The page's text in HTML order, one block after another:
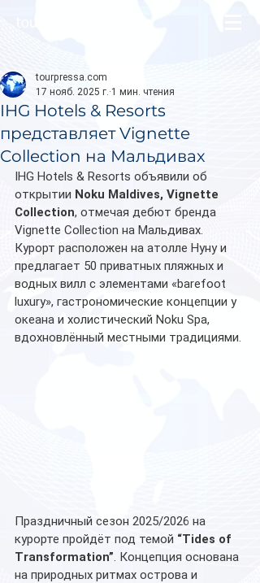
IHG Hotels & Resorts
представляет Vignette
Collection на Мальдивах
tourpressa.com
17 нояб. 2025 г. 1 мин. чтения
IHG Hotels & Resorts объявили об
открытии Noku Maldives, Vignette
Collection, отмечая дебют бренда
Vignette Collection на Мальдивах.
Курорт расположен на атолле Нуну и
предлагает 50 приватных пляжных и
водных вилл с элементами «barefoot
luxury», гастрономические концепции у
океана и холистический Noku Spa,
вдохновлённый местными традициями.
Праздничный сезон 2025/2026 на
курорте пройдёт под темой “Tides of
Transformation”. Концепция основана
на природных ритмах острова и